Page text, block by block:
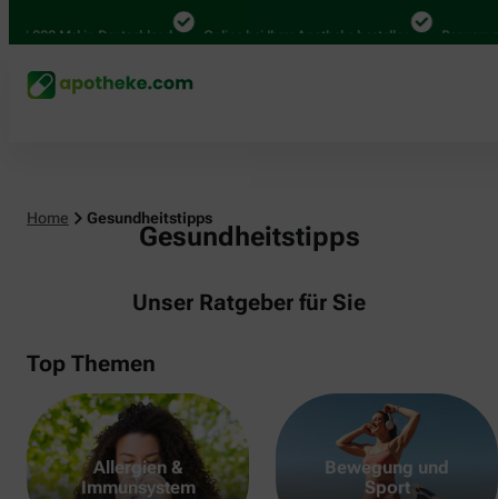
Mal in Deutschland Online bei Ihrer Apotheke bestellen Bequem
Home Gesundheitstipps
Gesundheitstipps
Unser Ratgeber für Sie
Top Themen
Allergien &
Immunsystem
Bewegung und
Sport